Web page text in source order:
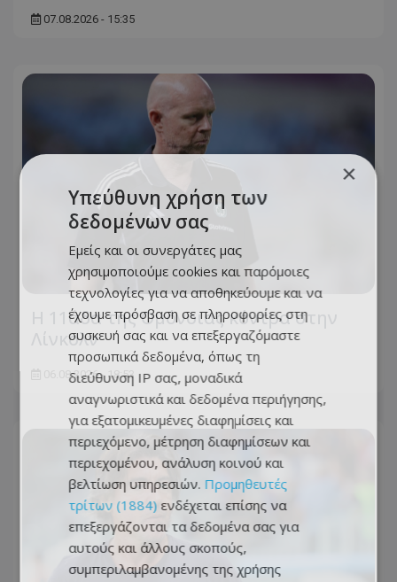
07.08.2026 - 15:35
Η 11άδα της Ομόνοιας κόντρα στην
Λίνκολν
06.08.2026 - 18:53
×
Υπεύθυνη χρήση των
δεδομένων σας
Εμείς και οι συνεργάτες μας
χρησιμοποιούμε cookies και παρόμοιες
τεχνολογίες για να αποθηκεύουμε και να
έχουμε πρόσβαση σε πληροφορίες στη
συσκευή σας και να επεξεργαζόμαστε
προσωπικά δεδομένα, όπως τη
διεύθυνση IP σας, μοναδικά
αναγνωριστικά και δεδομένα περιήγησης,
για εξατομικευμένες διαφημίσεις και
περιεχόμενο, μέτρηση διαφημίσεων και
περιεχομένου, ανάλυση κοινού και
βελτίωση υπηρεσιών. Προμηθευτές
τρίτων (1884) ενδέχεται επίσης να
επεξεργάζονται τα δεδομένα σας για
αυτούς και άλλους σκοπούς,
συμπεριλαμβανομένης της χρήσης